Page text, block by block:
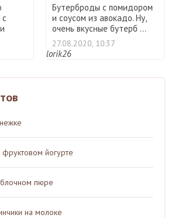
Бутерброды с помидором
и соусом из авокадо. Ну,
очень вкусные бутерб ...
27.08.2020, 10:37
lorik26
фруктовом йогурте
пюре
на молоке